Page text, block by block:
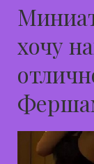
хочу